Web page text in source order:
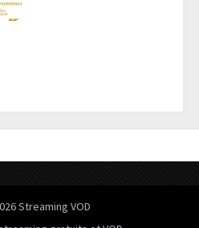
Streaming VOD